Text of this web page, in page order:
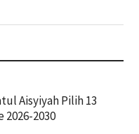
Aisyiyah Pilih 13
2030